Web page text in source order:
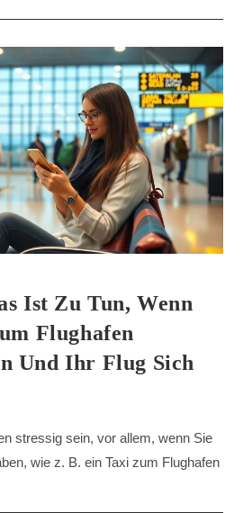
Ist Zu Tun, Wenn
Flughafen
Und Ihr Flug Sich
stressig sein, vor allem, wenn Sie
wie z. B. ein Taxi zum Flughafen